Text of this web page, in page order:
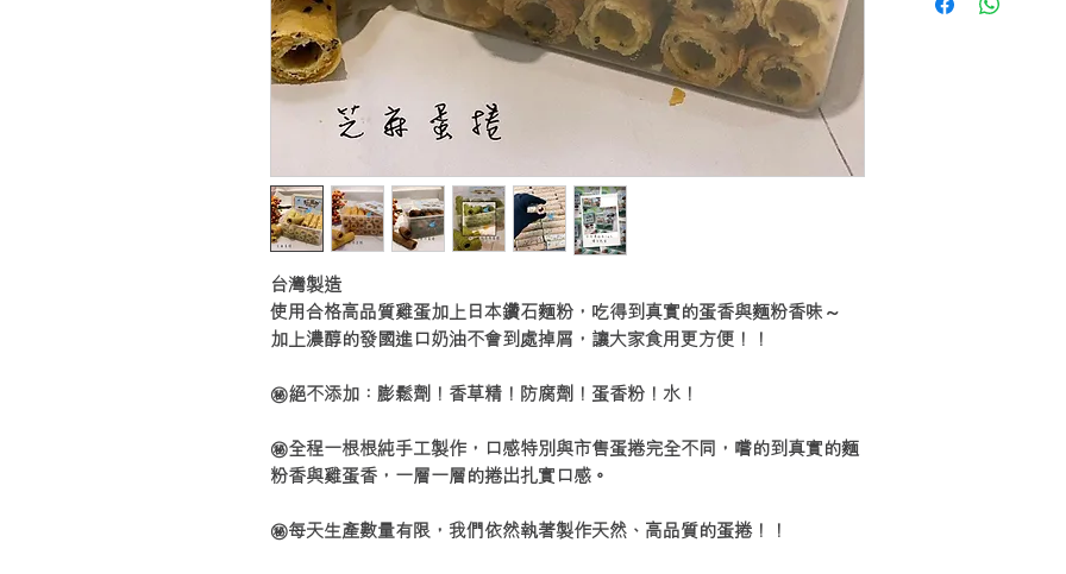
台灣製造
使用合格高品質雞蛋加上日本鑽石麵粉，吃得到真實的蛋香與麵粉香味～
加上濃醇的發國進口奶油不會到處掉屑，讓大家食用更方便！！
㊙️絕不添加：膨鬆劑！香草精！防腐劑！蛋香粉！水！
㊙️全程一根根純手工製作，口感特別與市售蛋捲完全不同，嚐的到真實的麵
粉香與雞蛋香，一層一層的捲出扎實口感。
㊙️每天生產數量有限，我們依然執著製作天然、高品質的蛋捲！！